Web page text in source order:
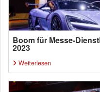
Boom für Messe-
2023
Weiterlesen